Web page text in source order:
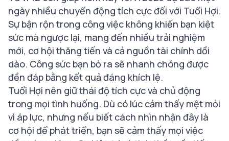
ngày nhiều chuyển động tích cực đối với Tuổi Hợi.
Sự bận rộn trong công việc không khiến bạn kiệt
sức mà ngược lại, mang đến nhiều trải nghiệm
mới, cơ hội thăng tiến và cả nguồn tài chính dồi
dào. Công sức bạn bỏ ra sẽ nhanh chóng được
đền đáp bằng kết quả đáng khích lệ.
Tuổi Hợi nên giữ thái độ tích cực và chủ động
trong mọi tình huống. Dù có lúc cảm thấy mệt mỏi
vì áp lực, nhưng nếu biết cách nhìn nhận đây là
cơ hội để phát triển, bạn sẽ cảm thấy mọi việc